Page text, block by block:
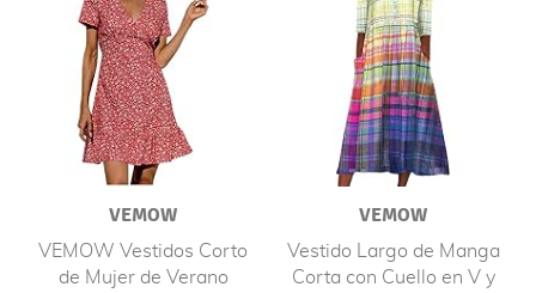
VEMOW
VEMOW Vestidos Corto
de Mujer de Verano
VEMOW
Vestido Largo de Manga
Corta con Cuello en V y